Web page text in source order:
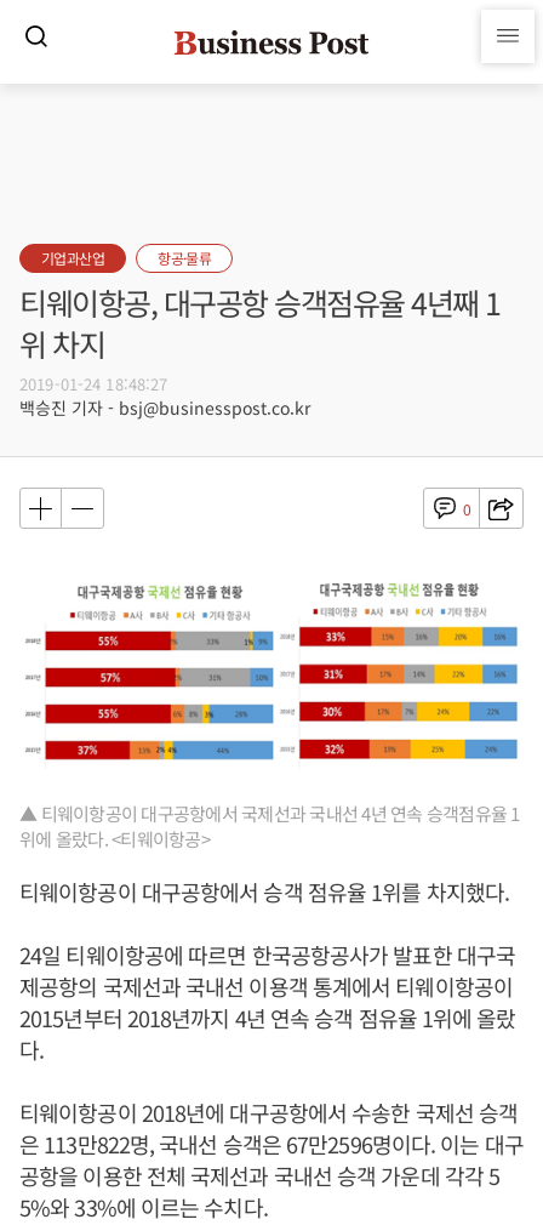
기업과산업 항공·물류
티웨이항공, 대구공항 승객점유율 4년째 1
위 차지
2019-01-24 18:48:27
백승진 기자 - bsj@businesspost.co.kr
0
▲ 티웨이항공이 대구공항에서 국제선과 국내선 4년 연속 승객점유율 1
위에 올랐다. <티웨이항공>
티웨이항공이 대구공항에서 승객 점유율 1위를 차지했다.
24일 티웨이항공에 따르면 한국공항공사가 발표한 대구국
제공항의 국제선과 국내선 이용객 통계에서 티웨이항공이
2015년부터 2018년까지 4년 연속 승객 점유율 1위에 올랐
다.
티웨이항공이 2018년에 대구공항에서 수송한 국제선 승객
은 113만822명, 국내선 승객은 67만2596명이다. 이는 대구
공항을 이용한 전체 국제선과 국내선 승객 가운데 각각 5
5%와 33%에 이르는 수치다.